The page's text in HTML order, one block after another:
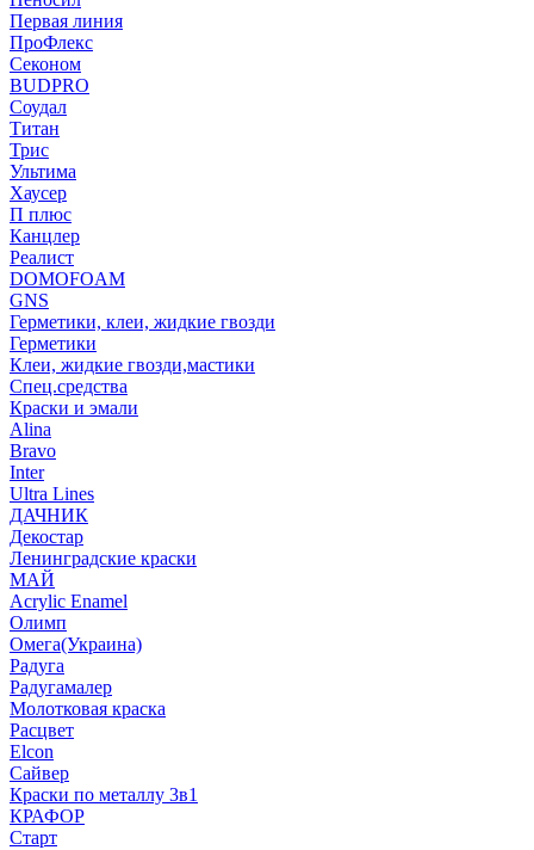
Первая линия
ПроФлекс
Секоном
BUDPRO
Соудал
Титан
Трис
Ультима
Хаусер
П плюс
Канцлер
Реалист
DOMOFOAM
GNS
Герметики, клеи, жидкие гвозди
Герметики
Клеи, жидкие гвозди,мастики
Спец.средства
Краски и эмали
Alina
Bravo
Inter
Ultra Lines
ДАЧНИК
Декостар
Ленинградские краски
МАЙ
Acrylic Enamel
Олимп
Омега(Украина)
Радуга
Радугамалер
Молотковая краска
Расцвет
Elcon
Сайвер
Краски по металлу 3в1
КРАФОР
Старт